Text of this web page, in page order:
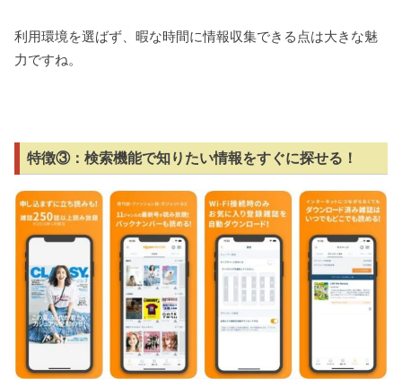
利用環境を選ばず、暇な時間に情報収集できる点は大きな魅
力ですね。
特徴③：検索機能で知りたい情報をすぐに探せる！